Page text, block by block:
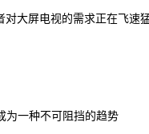
大屏电视的需求正在飞速
为一种不可阻挡的趋势